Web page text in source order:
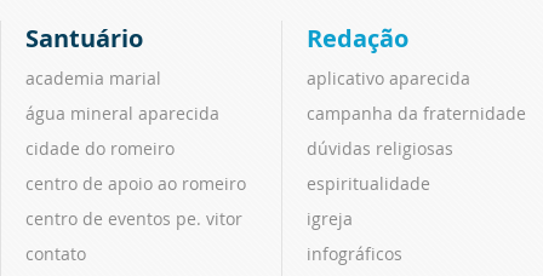
Santuário
academia marial
água mineral aparecida
cidade do romeiro
centro de apoio ao romeiro
centro de eventos pe. vitor
contato
Redação
aplicativo aparecida
campanha da fraternidade
dúvidas religiosas
espiritualidade
igreja
infográficos